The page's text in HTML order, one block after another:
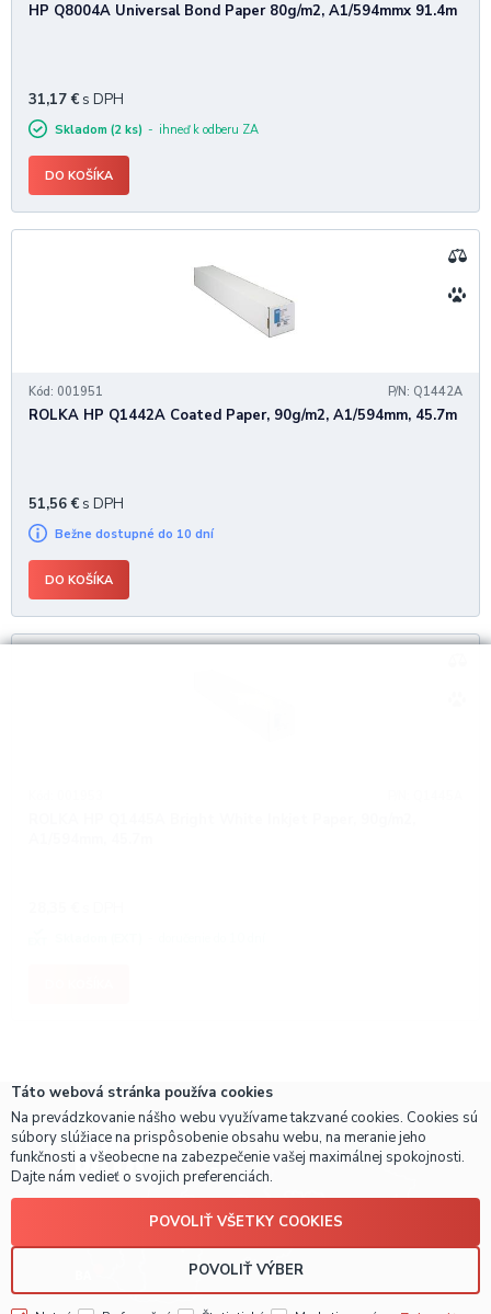
HP Q8004A Universal Bond Paper 80g/m2, A1/594mmx 91.4m
31,17 € s DPH
Skladom (2 ks) ihneď k odberu ZA
DO KOŠÍKA
Kód: 001951 P/N: Q1442A
ROLKA HP Q1442A Coated Paper, 90g/m2, A1/594mm, 45.7m
51,56 € s DPH
Bežne dostupné do 10 dní
DO KOŠÍKA
Táto webová stránka používa cookies
Na prevádzkovanie nášho webu využívame takzvané cookies. Cookies sú
súbory slúžiace na prispôsobenie obsahu webu, na meranie jeho
funkčnosti a všeobecne na zabezpečenie vašej maximálnej spokojnosti.
Dajte nám vedieť o svojich preferenciách.
POVOLIŤ VÝBER
POVOLIŤ VŠETKY COOKIES